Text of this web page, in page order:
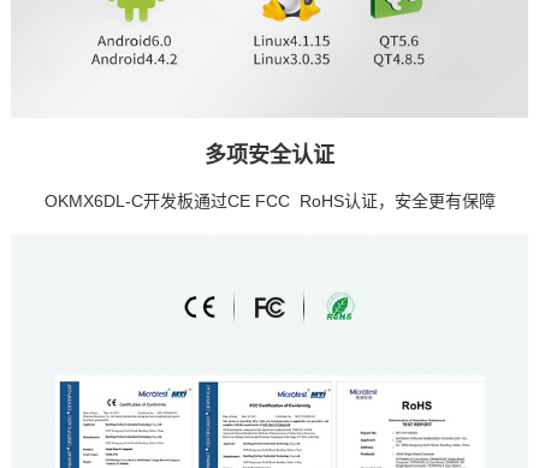
多项安全认证
OKMX6DL-C开发板通过CE FCC RoHS认证，安全更有保障